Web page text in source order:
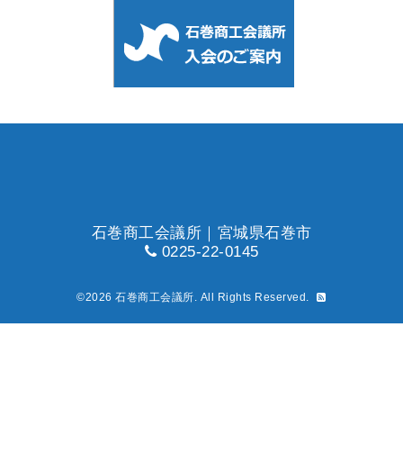
石巻商工会議所｜宮城県石巻市
0225-22-0145
©2026石巻商工会議所. All Rights Reserved.